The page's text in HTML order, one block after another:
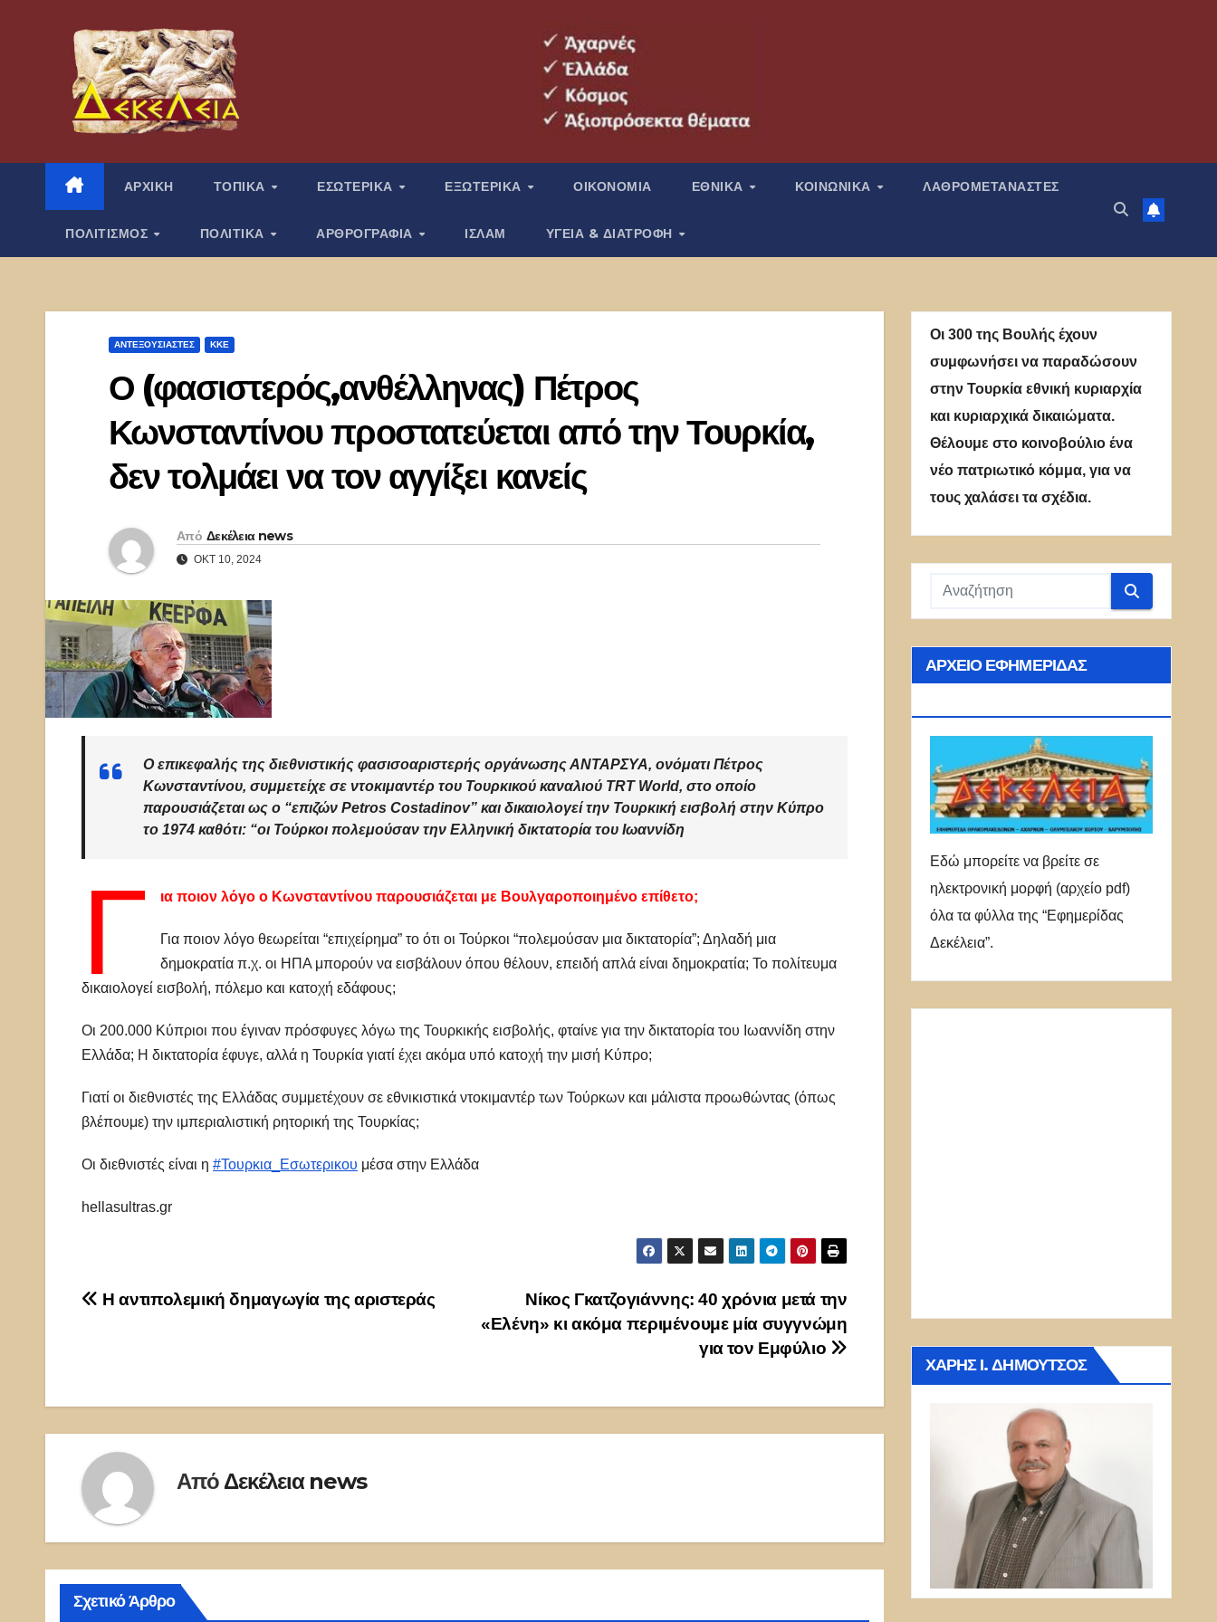
περιεχόμενο
ΑΡΧΙΚΗ ΤΟΠΙΚΑ ΕΣΩΤΕΡΙΚΑ ΕΞΩΤΕΡΙΚΑ ΟΙΚΟΝΟΜΙΑ ΕΘΝΙΚΑ ΚΟΙΝΩΝΙΚΑ ΛΑΘΡΟΜΕΤΑΝΑΣΤΕΣ
ΠΟΛΙΤΙΣΜΟΣ ΠΟΛΙΤΙΚΑ ΑΡΘΡΟΓΡΑΦΙΑ ΙΣΛΑΜ ΥΓΕΙΑ & ΔΙΑΤΡΟΦΗ
ΑΝΤΕΞΟΥΣΙΑΣΤΈΣ ΚΚΕ
Ο (φασιστερός,ανθέλληνας) Πέτρος
Κωνσταντίνου προστατεύεται από την Τουρκία,
δεν τολμάει να τον αγγίξει κανείς
Από Δεκέλεια news
ΟΚΤ 10, 2024
Ο επικεφαλής της διεθνιστικής φασισοαριστερής οργάνωσης ΑΝΤΑΡΣΥΑ, ονόματι Πέτρος
Κωνσταντίνου, συμμετείχε σε ντοκιμαντέρ του Τουρκικού καναλιού TRT World, στο οποίο
παρουσιάζεται ως ο “επιζών Petros Costadinov” και δικαιολογεί την Τουρκική εισβολή στην Κύπρο
το 1974 καθότι: “οι Τούρκοι πολεμούσαν την Ελληνική δικτατορία του Ιωαννίδη
Γ ια ποιον λόγο ο Κωνσταντίνου παρουσιάζεται με Βουλγαροποιημένο επίθετο;
Για ποιον λόγο θεωρείται “επιχείρημα” το ότι οι Τούρκοι “πολεμούσαν μια δικτατορία”; Δηλαδή μια
δημοκρατία π.χ. οι ΗΠΑ μπορούν να εισβάλουν όπου θέλουν, επειδή απλά είναι δημοκρατία; Το πολίτευμα
δικαιολογεί εισβολή, πόλεμο και κατοχή εδάφους;
Οι 200.000 Κύπριοι που έγιναν πρόσφυγες λόγω της Τουρκικής εισβολής, φταίνε για την δικτατορία του Ιωαννίδη στην
Ελλάδα; Η δικτατορία έφυγε, αλλά η Τουρκία γιατί έχει ακόμα υπό κατοχή την μισή Κύπρο;
Γιατί οι διεθνιστές της Ελλάδας συμμετέχουν σε εθνικιστικά ντοκιμαντέρ των Τούρκων και μάλιστα προωθώντας (όπως
βλέπουμε) την ιμπεριαλιστική ρητορική της Τουρκίας;
Οι διεθνιστές είναι η #Τουρκια_Εσωτερικου μέσα στην Ελλάδα
hellasultras.gr
Πλοήγηση
Νίκος Γκατζογιάννης: 40 χρόνια μετά την
«Ελένη» κι ακόμα περιμένουμε μία συγγνώμη
για τον Εμφύλιο
Η αντιπολεμική δημαγωγία της αριστεράς
Από Δεκέλεια news
Σχετικό Άρθρο
Οι 300 της Βουλής έχουν
συμφωνήσει να παραδώσουν
στην Τουρκία εθνική κυριαρχία
και κυριαρχικά δικαιώματα.
Θέλουμε στο κοινοβούλιο ένα
νέο πατριωτικό κόμμα, για να
τους χαλάσει τα σχέδια.
ΑΡΧΕΊΟ ΕΦΗΜΕΡΊΔΑΣ
Εδώ μπορείτε να βρείτε σε
ηλεκτρονική μορφή (αρχείο pdf)
όλα τα φύλλα της “Εφημερίδας
Δεκέλεια”.
ΧΆΡΗΣ Ι. ΔΗΜΟΎΤΣΟΣ